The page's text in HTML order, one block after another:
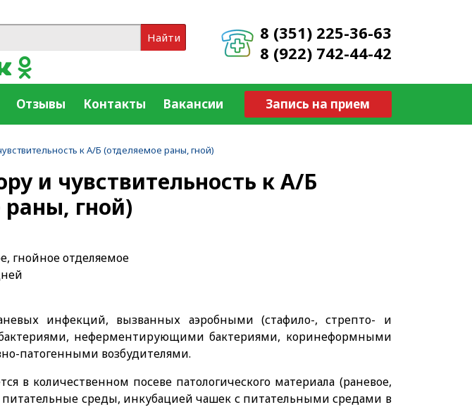
8 (351) 225-36-63
8 (922) 742-44-42
Найти
Запись на прием
Отзывы Контакты Вакансии
к А/Б (отделяемое раны, гной)
и чувствительность к А/Б
гной)
гнойное отделяемое
инфекций, вызванных аэробными (стафило-, стрепто- и
неферментирующими бактериями, коринеформными
патогенными возбудителями.
в количественном посеве патологического материала (раневое,
питательные среды, инкубацией чашек с питательными средами в